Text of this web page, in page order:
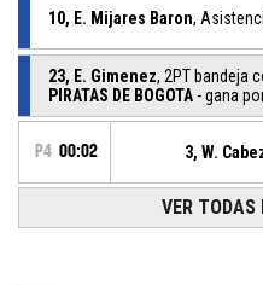
10, E. Mijares Baron,
23, E. Gimenez, 2PT bandeja
PIRATAS DE BOGOTA - gana
P4 00:02 3, W.
, Tiro libre 2/2
PIRATAS DE BOGOTA- gana
VER